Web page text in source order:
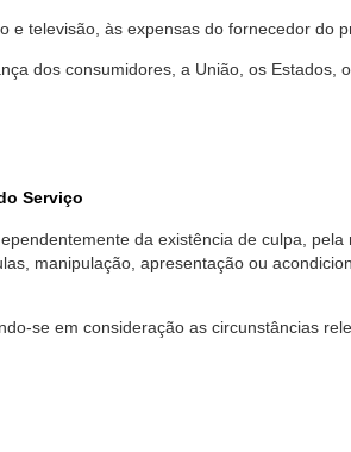
televisão, às expensas do fornecedor do
dos consumidores, a União, os Estados,
Serviço
da existência de culpa,
manipulação, apresentação ou
se em consideração as circunstâncias